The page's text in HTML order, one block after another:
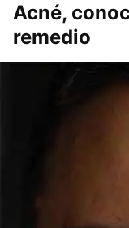
Acné,
remedio